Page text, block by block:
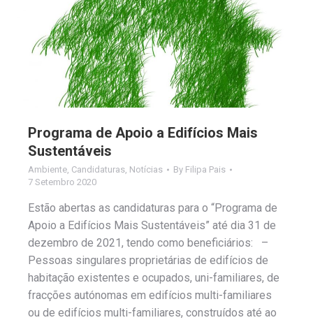
Programa de Apoio a Edifícios Mais
Sustentáveis
Ambiente Candidaturas Notícias By Filipa Pais
7 Setembro 2020
Estão abertas as candidaturas para o “Programa de
Apoio a Edifícios Mais Sustentáveis” até dia 31 de
dezembro de 2021, tendo como beneficiários: –
Pessoas singulares proprietárias de edifícios de
habitação existentes e ocupados, uni-familiares, de
fracções autónomas em edifícios multi-familiares
ou de edifícios multi-familiares, construídos até ao